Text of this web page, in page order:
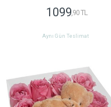
1099 ,90 TL
Aynı Gün Teslimat